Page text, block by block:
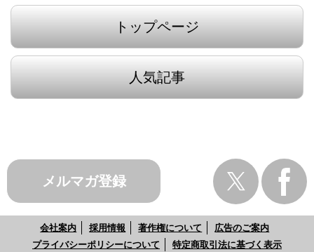
トップページ
人気記事
メルマガ登録
会社案内 採用情報 著作権について
広告のご案内
プライバシーポリシーについて
特定商取引法に基づく表示